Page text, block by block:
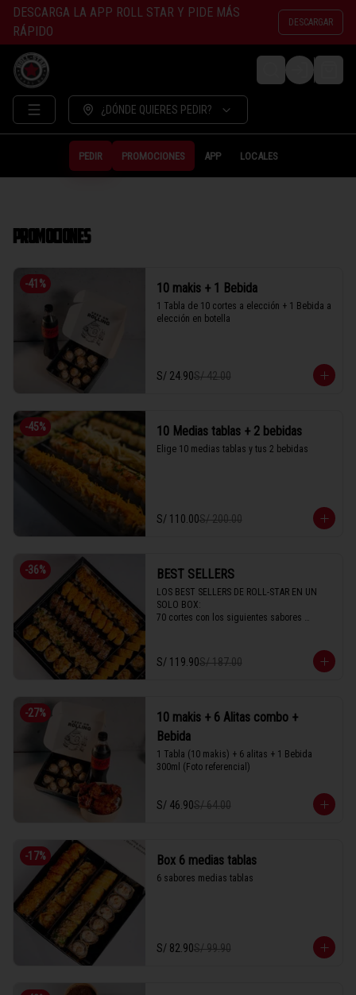
DESCARGA LA APP ROLL STAR Y PIDE MÁS
RÁPIDO
DESCARGAR
LOGIN
¿DÓNDE QUIERES PEDIR?
PEDIR PROMOCIONES APP LOCALES
PROMOCIONES
-41 % 10 makis + 1 Bebida
1 Tabla de 10 cortes a elección + 1 Bebida a
elección en botella
S/ 24.90S/ 42.00
-45% 10 Medias tablas + 2 bebidas
Elige 10 medias tablas y tus 2 bebidas
S/ 110.00S/ 200.00
-36% BEST SELLERS
LOS BEST SELLERS DE ROLL-STAR EN UN
SOLO BOX:
70 cortes con los siguientes sabores
- New California
- Avocado
S/ 119.90S/ 187.00
-27%
10 makis + 6 Alitas combo +
Bebida
1 Tabla (10 makis) + 6 alitas + 1 Bebida
300ml (Foto referencial)
S/ 46.90S/ 64.00
-17% Box 6 medias tablas
6 sabores medias tablas
S/ 82.90S/ 99.90